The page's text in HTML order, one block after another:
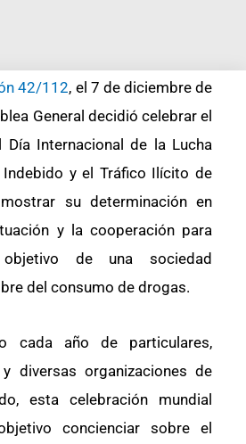
42/112, el 7 de diciembre de
General decidió celebrar el
Internacional de la Lucha
y el Tráfico Ilícito de
su determinación en
y la cooperación para
de una sociedad
del consumo de drogas.
cada año de particulares,
diversas organizaciones de
esta celebración mundial
concienciar sobre el